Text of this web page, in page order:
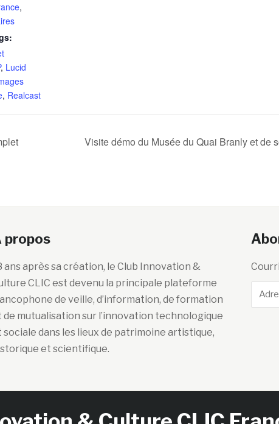
,
, Lucid
, Realcast
Visite démo du Musée du Quai Branly et de
propos
ans après sa création, le Club Innovation &
CLIC est devenu la principale plateforme
de veille, d’information, de formation
de mutualisation sur l’innovation technologique
sociale dans les lieux de patrimoine artistique,
et scientifique.